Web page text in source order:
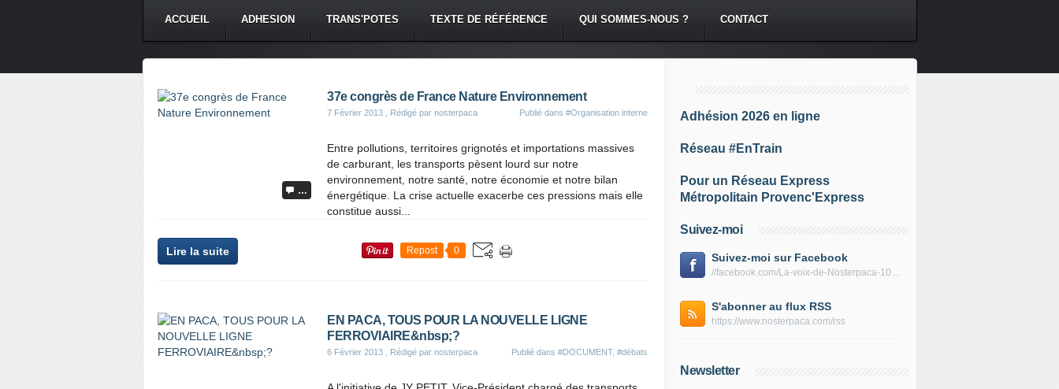
ACCUEIL ADHESION TRANS'POTES TEXTE DE RÉFÉRENCE QUI SOMMES-NOUS ? CONTACT
…
37e congrès de France Nature Environnement
7 Février 2013 , Rédigé par nosterpaca Publié dans #Organisation interne
Entre pollutions, territoires grignotés et importations massives
de carburant, les transports pèsent lourd sur notre
environnement, notre santé, notre économie et notre bilan
énergétique. La crise actuelle exacerbe ces pressions mais elle
constitue aussi...
Lire la suite Repost 0
EN PACA, TOUS POUR LA NOUVELLE LIGNE
FERROVIAIRE&nbsp;?
6 Février 2013 , Rédigé par nosterpaca Publié dans #DOCUMENT, #débats
Adhésion 2026 en ligne
Réseau #EnTrain
Pour un Réseau Express
Métropolitain Provenc'Express
Suivez-moi
Suivez-moi sur Facebook
//facebook.com/La-voix-de-Nosterpaca-106434384284735
S'abonner au flux RSS
https://www.nosterpaca.com/rss
Newsletter